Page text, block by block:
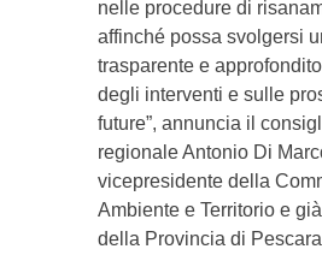
nelle procedure di
affinché possa svolgersi
trasparente e
degli interventi e sulle
future”, annuncia il
regionale Antonio Di
vicepresidente della
Ambiente e Territorio e
della Provincia di